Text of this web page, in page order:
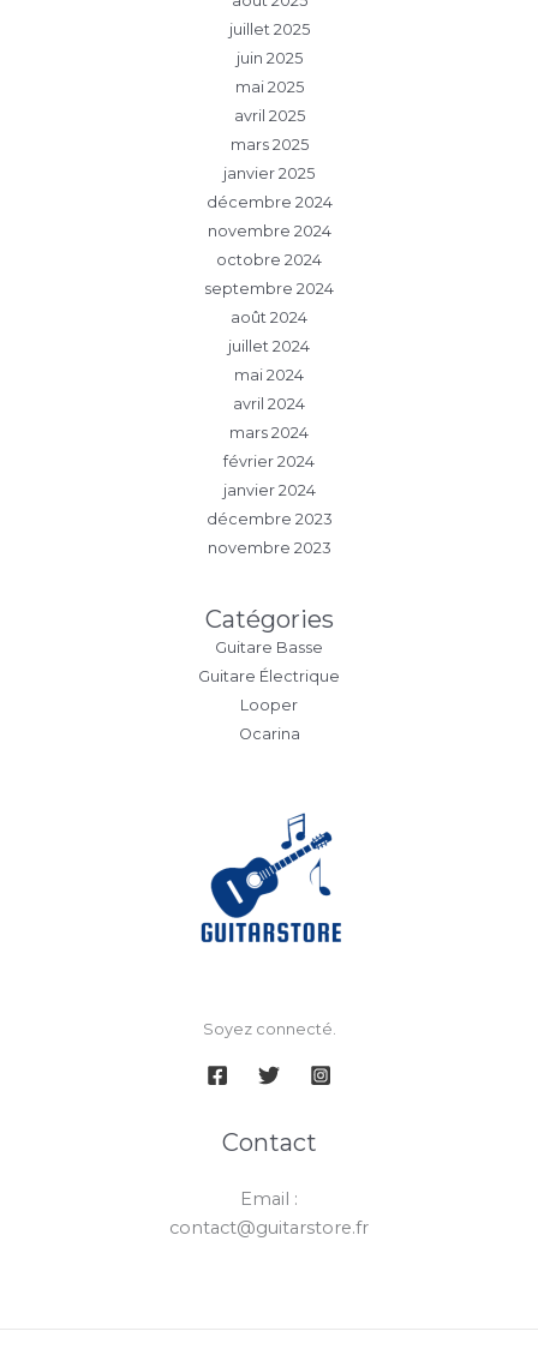
juillet 2025
juin 2025
mai 2025
avril 2025
mars 2025
janvier 2025
décembre 2024
novembre 2024
octobre 2024
septembre 2024
août 2024
juillet 2024
mai 2024
avril 2024
mars 2024
février 2024
janvier 2024
décembre 2023
novembre 2023
Catégories
Guitare Basse
Guitare Électrique
Looper
Ocarina
Soyez connecté.
Contact
Email :
contact@guitarstore.fr